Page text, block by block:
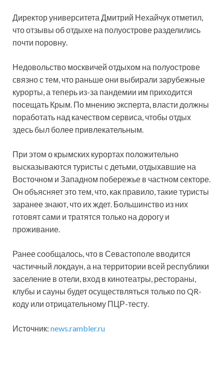
Директор университета Дмитрий Нехайчукотметил,
что отзывы об отдыхе на полуострове разделились
почти поровну.
Недовольство москвичей отдыхом на полуострове
связно с тем, что раньше они выбирали зарубежные
курорты, а теперь из-за пандемии им приходится
посещать Крым. По мнению эксперта, власти должны
поработать над качеством сервиса, чтобы отдых
здесь был более привлекательным.
При этом о крымских курортах положительно
высказываются туристы с детьми, отдыхавшие на
Восточном и Западном побережье в частном секторе.
Он объясняет это тем, что, как правило, такие туристы
заранее знают, что их ждет. Большинство из них
готовят сами и тратятся только на дорогу и
проживание.
Ранее сообщалось, что в Севастополе вводится
частичный локдаун, а на территории всей республики
заселение в отели, вход в кинотеатры, рестораны,
клубы и сауны будет осуществляться только по QR-
коду или отрицательному ПЦР-тесту.
Источник: news.rambler.ru